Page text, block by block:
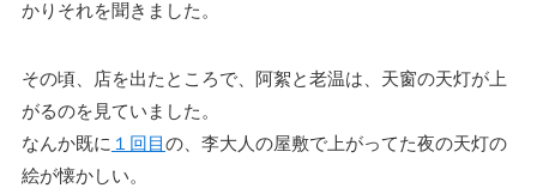
かりそれを聞きました。
その頃、店を出たところで、阿絮と老温は、天窗の天灯が上
がるのを見ていました。
なんか既に １回目 の、李大人の屋敷で上がってた夜の天灯の
絵が懐かしい。